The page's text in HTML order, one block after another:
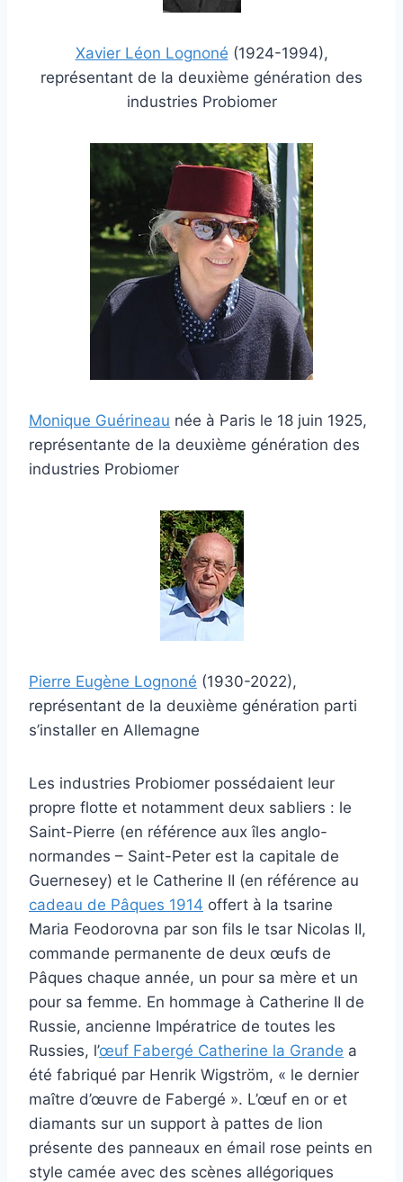
Xavier Léon Lognoné (1924-1994),
représentant de la deuxième génération des
industries Probiomer
Monique Guérineau née à Paris le 18 juin 1925,
représentante de la deuxième génération des
industries Probiomer
Pierre Eugène Lognoné (1930-2022),
représentant de la deuxième génération parti
s’installer en Allemagne
Les industries Probiomer possédaient leur
propre flotte et notamment deux sabliers : le
Saint-Pierre (en référence aux îles anglo-
normandes – Saint-Peter est la capitale de
Guernesey) et le Catherine II (en référence au
cadeau de Pâques 1914 offert à la tsarine
Maria Feodorovna par son fils le tsar Nicolas II,
commande permanente de deux œufs de
Pâques chaque année, un pour sa mère et un
pour sa femme. En hommage à Catherine II de
Russie, ancienne Impératrice de toutes les
Russies, l’œuf Fabergé Catherine la Grande a
été fabriqué par Henrik Wigström, « le dernier
maître d’œuvre de Fabergé ». L’œuf en or et
diamants sur un support à pattes de lion
présente des panneaux en émail rose peints en
style camée avec des scènes allégoriques